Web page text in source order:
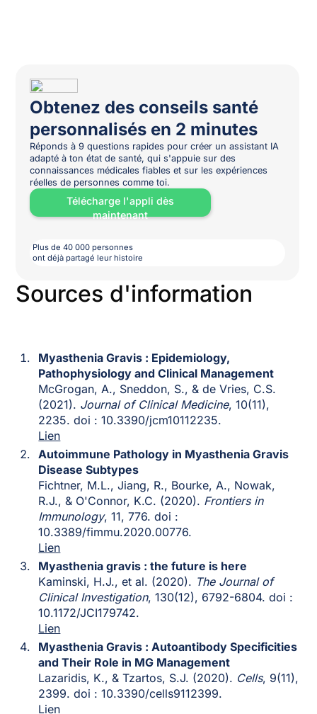
Obtenez des conseils santé
personnalisés en 2 minutes
Réponds à 9 questions rapides pour créer un assistant IA
adapté à ton état de santé, qui s'appuie sur des
connaissances médicales fiables et sur les expériences
réelles de personnes comme toi.
Télécharge l'appli dès
maintenant
Plus de 40 000 personnes
ont déjà partagé leur histoire
Sources d'information
Myasthenia Gravis : Epidemiology,
Pathophysiology and Clinical Management
McGrogan, A., Sneddon, S., & de Vries, C.S.
(2021). Journal of Clinical Medicine, 10(11),
2235. doi : 10.3390/jcm10112235.
Lien
Autoimmune Pathology in Myasthenia Gravis
Disease Subtypes
Fichtner, M.L., Jiang, R., Bourke, A., Nowak,
R.J., & O'Connor, K.C. (2020). Frontiers in
Immunology, 11, 776. doi :
10.3389/fimmu.2020.00776.
Lien
Myasthenia gravis : the future is here
Kaminski, H.J., et al. (2020). The Journal of
Clinical Investigation, 130(12), 6792-6804. doi :
10.1172/JCI179742.
Lien
Myasthenia Gravis : Autoantibody Specificities
and Their Role in MG Management
Lazaridis, K., & Tzartos, S.J. (2020). Cells, 9(11),
2399. doi : 10.3390/cells9112399.
Lien